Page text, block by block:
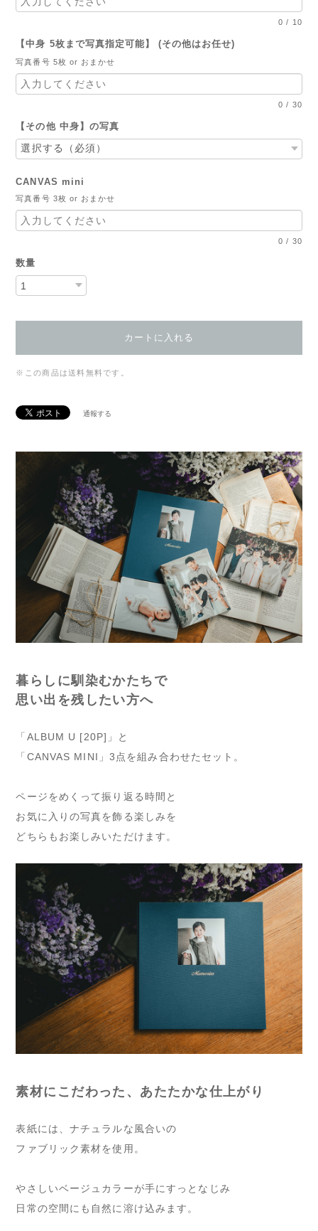
0 / 10
【中身 5枚まで写真指定可能】 (その他はお任せ)
写真番号 5枚 or おまかせ
0 / 30
【その他 中身】の写真
CANVAS mini
写真番号 3枚 or おまかせ
0 / 30
数量
カートに入れる
※この商品は送料無料です。
通報する
暮らしに馴染むかたちで
思い出を残したい方へ
「ALBUM U [20P]」と
「CANVAS MINI」3点を組み合わせたセット。
ページをめくって振り返る時間と
お気に入りの写真を飾る楽しみを
どちらもお楽しみいただけます。
素材にこだわった、あたたかな仕上がり
表紙には、ナチュラルな風合いの
ファブリック素材を使用。
やさしいベージュカラーが手にすっとなじみ
日常の空間にも自然に溶け込みます。